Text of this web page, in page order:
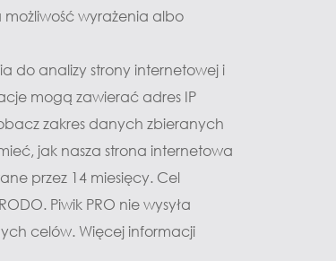
wyrażenia albo
do analizy strony internetowej i
mogą zawierać adres IP
zakres danych zbieranych
jak nasza strona internetowa
przez 14 miesięcy. Cel
Piwik PRO nie wysyła
celów. Więcej informacji